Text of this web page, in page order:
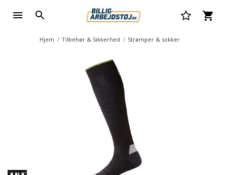
Hjem Tilbehør & Sikkerhed Strømper & sokker